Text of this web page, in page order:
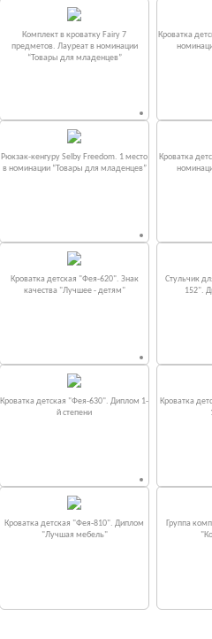
Комплект в кроватку Fаiry 7
предметов. Лауреат в номинации
“Товары для младенцев”
Кроватка
Рюкзак-кенгуру Selby Freedom. 1 место
в номинации “Товары для младенцев”
Кроватка
Кроватка детская "Фея-620". Знак
качества "Лучшее - детям"
Стульчик
152".
Кроватка детская "Фея-630". Диплом 1-
й степени
Кроватка
Кроватка детская "Фея-810". Диплом
"Лучшая мебель"
Группа